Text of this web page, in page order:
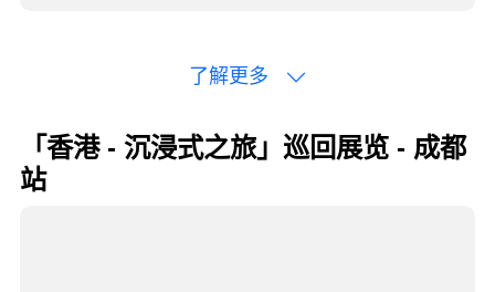
了解更多
「香港 - 沉浸式之旅」巡回展览 - 成都
站